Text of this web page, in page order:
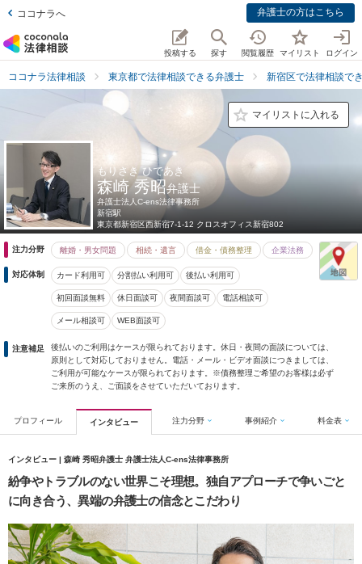
ココナラへ 弁護士の方はこちら
投稿する 探す 閲覧履歴 マイリスト ログイン
ココナラ法律相談 東京都で法律相談できる弁護士 新宿区で法律相談で
マイリストに入れる
もりさき ひであき
森崎 秀昭弁護士
弁護士法人C-ens法律事務所
新宿駅
東京都新宿区西新宿7-1-12 クロスオフィス新宿802
注力分野 離婚・男女問題 相続・遺言 借金・債務整理 企業法務
対応体制 カード利用可 分割払い利用可 後払い利用可
初回面談無料 休日面談可 夜間面談可 電話相談可
メール相談可 WEB面談可
注意補足
後払いのご利用はケースが限られております。休日・夜間の面談については、
原則として対応しておりません。電話・メール・ビデオ面談につきましては、
ご利用が可能なケースが限られております。※債務整理ご希望のお客様は必ず
ご来所のうえ、ご面談をさせていただいております。
プロフィール インタビュー 注力分野 事例紹介 料金表
インタビュー | 森崎 秀昭弁護士 弁護士法人C-ens法律事務所
紛争やトラブルのない世界こそ理想。独自アプローチで争いごと
に向き合う、異端の弁護士の信念とこだわり